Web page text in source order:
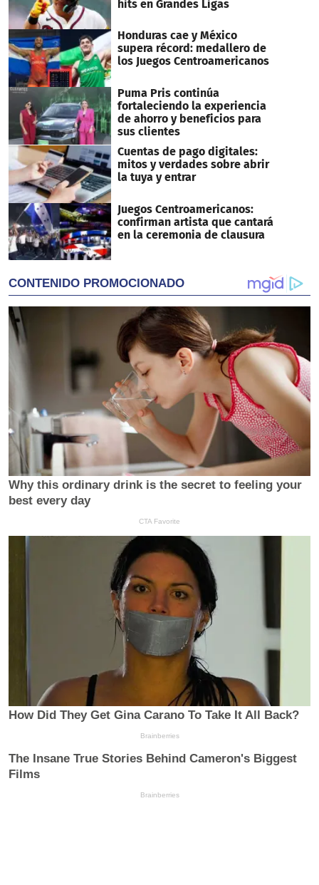
hits en Grandes Ligas
Honduras cae y México
supera récord: medallero de
los Juegos Centroamericanos
Puma Pris continúa
fortaleciendo la experiencia
de ahorro y beneficios para
sus clientes
Cuentas de pago digitales:
mitos y verdades sobre abrir
la tuya y entrar
Juegos Centroamericanos:
confirman artista que cantará
en la ceremonia de clausura